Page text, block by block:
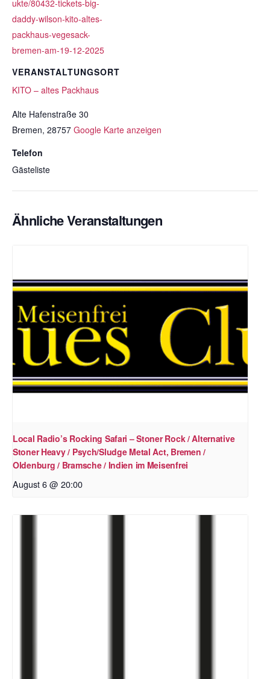
ukte/80432-tickets-big-
daddy-wilson-kito-altes-
packhaus-vegesack-
bremen-am-19-12-2025
VERANSTALTUNGSORT
KITO – altes Packhaus
Alte Hafenstraße 30
Bremen, 28757 Google Karte anzeigen
Telefon
Gästeliste
Ähnliche Veranstaltungen
Local Radio’s Rocking Safari – Stoner Rock / Alternative
Stoner Heavy / Psych/Sludge Metal Act, Bremen /
Oldenburg / Bramsche / Indien im Meisenfrei
August 6 @ 20:00